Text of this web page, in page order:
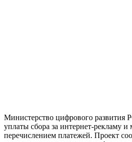
Министерство цифрового развития
уплаты сбора за интернет-рекламу и
перечислением платежей. Проект